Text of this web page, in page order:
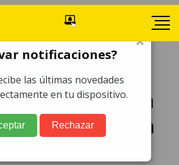
hace historia
por primera
×
notificaciones?
las últimas novedades
en tu dispositivo.
Rechazar